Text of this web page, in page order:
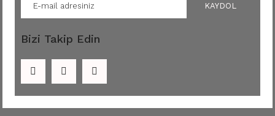
KAYDOL
Bizi Takip Edin